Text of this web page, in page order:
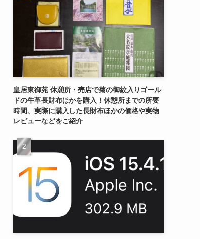
皇居東御苑 休憩所・売店で菊の御紋入りゴール
ドの牛革長財布ほかを購入！休憩所までの所要
時間、実際に購入した長財布ほかの価格や実物
レビューなどをご紹介